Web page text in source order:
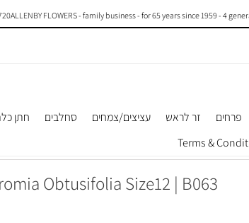
FLOWERS - family business - for 65 years since 1959 - 4
פרחים זר לראש עציצים/צמחים סחלבים חתן
Obtusifolia Size12 | B063